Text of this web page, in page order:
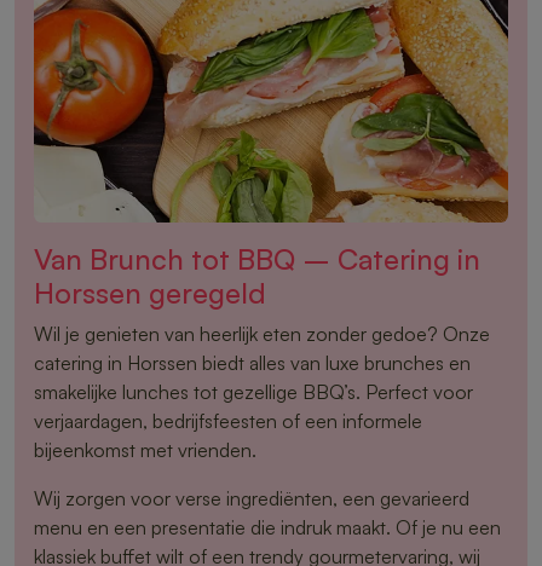
Van Brunch tot BBQ – Catering in
Horssen geregeld
Wil je genieten van heerlijk eten zonder gedoe? Onze
catering in Horssen biedt alles van luxe brunches en
smakelijke lunches tot gezellige BBQ’s. Perfect voor
verjaardagen, bedrijfsfeesten of een informele
bijeenkomst met vrienden.
Wij zorgen voor verse ingrediënten, een gevarieerd
menu en een presentatie die indruk maakt. Of je nu een
klassiek buffet wilt of een trendy gourmetervaring, wij